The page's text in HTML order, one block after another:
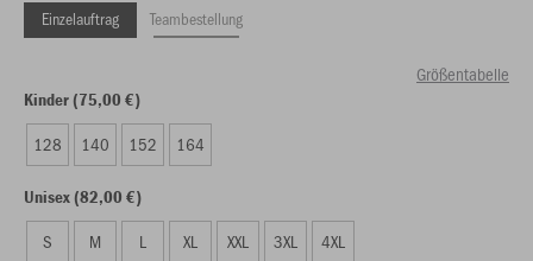
Einzelauftrag Teambestellung
Größentabelle
Kinder (75,00 €)
128 140 152 164
Unisex (82,00 €)
S M L XL XXL 3XL 4XL